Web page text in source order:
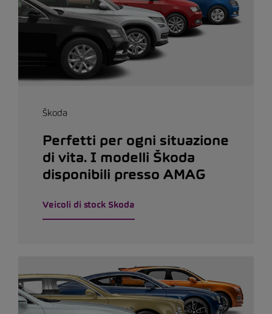
Škoda
Perfetti per ogni situazione
di vita. I modelli Škoda
disponibili presso AMAG
Veicoli di stock Skoda